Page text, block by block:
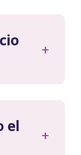
+
el
+